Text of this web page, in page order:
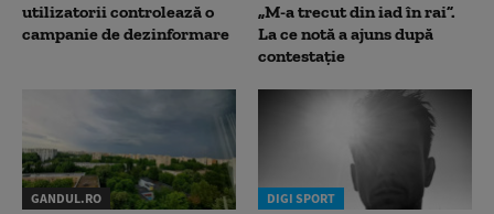
utilizatorii controlează o
campanie de dezinformare
„M-a trecut din iad în rai”.
La ce notă a ajuns după
contestație
GANDUL.RO DIGI SPORT